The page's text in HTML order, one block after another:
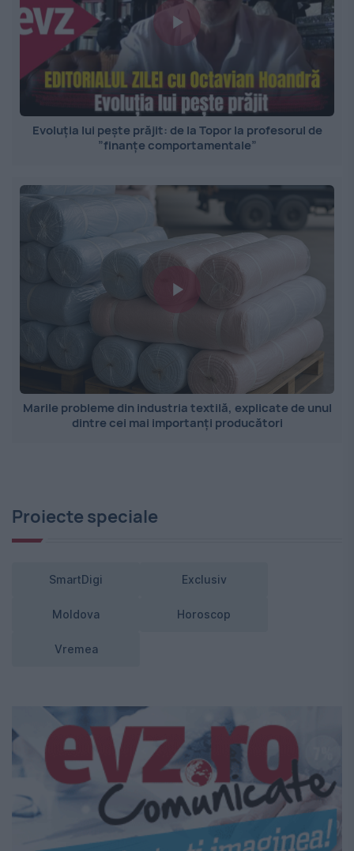
Evoluția lui pește prăjit: de la Topor la profesorul de
”finanțe comportamentale”
Marile probleme din industria textilă, explicate de unul
dintre cei mai importanți producători
Proiecte speciale
SmartDigi Exclusiv
Moldova Horoscop
Vremea